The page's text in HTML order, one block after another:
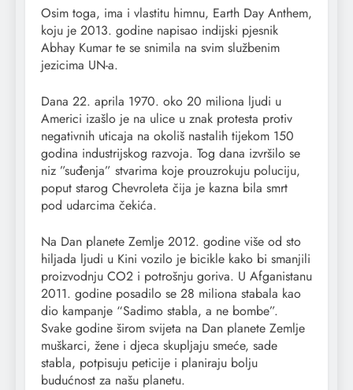
Osim toga, ima i vlastitu himnu, Earth Day Anthem,
koju je 2013. godine napisao indijski pjesnik
Abhay Kumar te se snimila na svim službenim
jezicima UN-a.
Dana 22. aprila 1970. oko 20 miliona ljudi u
Americi izašlo je na ulice u znak protesta protiv
negativnih uticaja na okoliš nastalih tijekom 150
godina industrijskog razvoja. Tog dana izvršilo se
niz ”suđenja” stvarima koje prouzrokuju poluciju,
poput starog Chevroleta čija je kazna bila smrt
pod udarcima čekića.
Na Dan planete Zemlje 2012. godine više od sto
hiljada ljudi u Kini vozilo je bicikle kako bi smanjili
proizvodnju CO2 i potrošnju goriva. U Afganistanu
2011. godine posadilo se 28 miliona stabala kao
dio kampanje “Sadimo stabla, a ne bombe”.
Svake godine širom svijeta na Dan planete Zemlje
muškarci, žene i djeca skupljaju smeće, sade
stabla, potpisuju peticije i planiraju bolju
budućnost za našu planetu.